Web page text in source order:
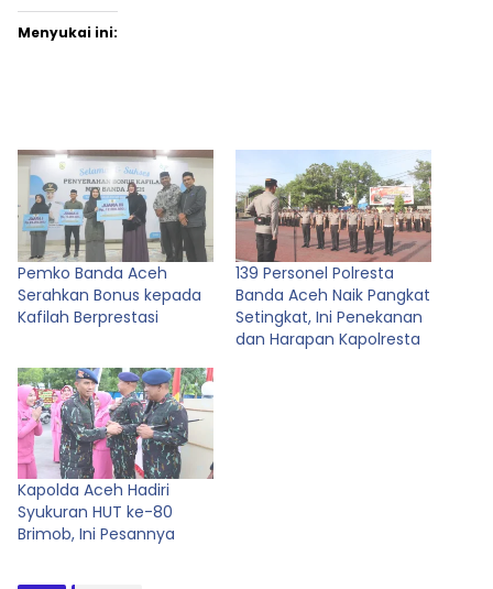
Menyukai ini:
Pemko Banda Aceh
Serahkan Bonus kepada
Kafilah Berprestasi
139 Personel Polresta
Banda Aceh Naik Pangkat
Setingkat, Ini Penekanan
dan Harapan Kapolresta
Kapolda Aceh Hadiri
Syukuran HUT ke-80
Brimob, Ini Pesannya